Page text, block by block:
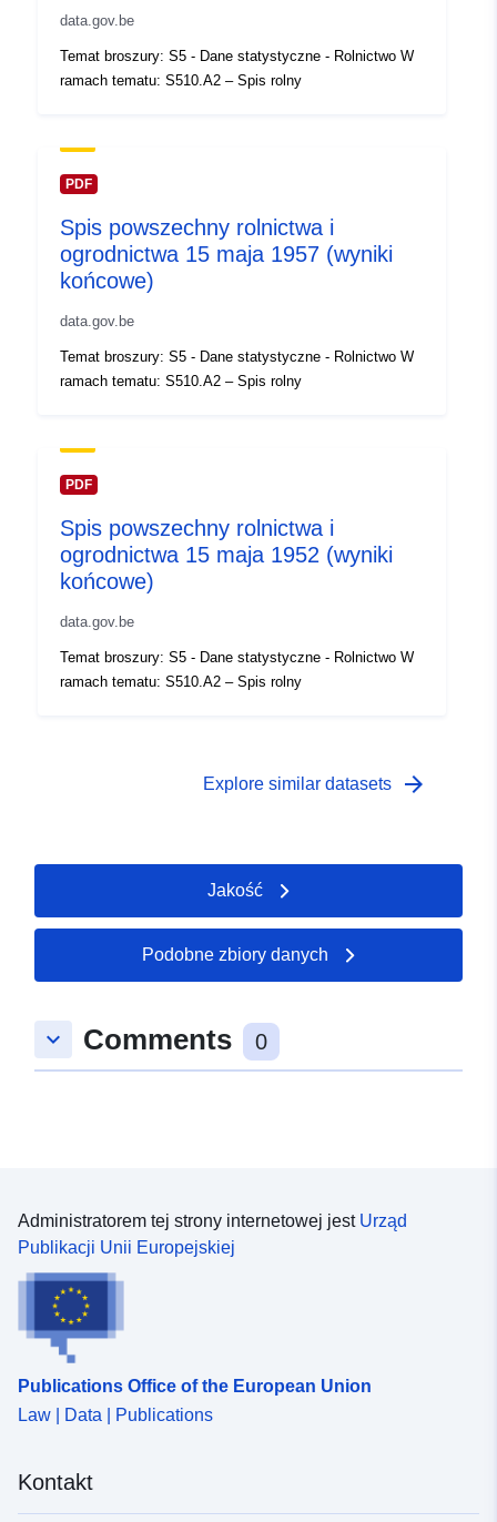
30 July 2026
Typ: Polygon
Identyfikatory:
uriRef:
http://data.europa.eu/88u/dataset/
id
Temporal
31 December 1950
data.gov.be
Temat broszury: S5 - Dane statystyczne - Rolnictwo W
ramach tematu: S510.A2 – Spis rolny
PDF
Spis powszechny rolnictwa i
ogrodnictwa 15 maja 1957 (wyniki
końcowe)
data.gov.be
Temat broszury: S5 - Dane statystyczne - Rolnictwo W
ramach tematu: S510.A2 – Spis rolny
PDF
Spis powszechny rolnictwa i
ogrodnictwa 15 maja 1952 (wyniki
końcowe)
data.gov.be
Temat broszury: S5 - Dane statystyczne - Rolnictwo W
ramach tematu: S510.A2 – Spis rolny
Explore similar datasets arrow_forward
Jakość
Podobne zbiory danych
keyboard_arrow_down Comments 0
Administratorem tej strony internetowej jest Urząd
Publikacji Unii Europejskiej
Publications Office of the European Union
Law | Data | Publications
Kontakt